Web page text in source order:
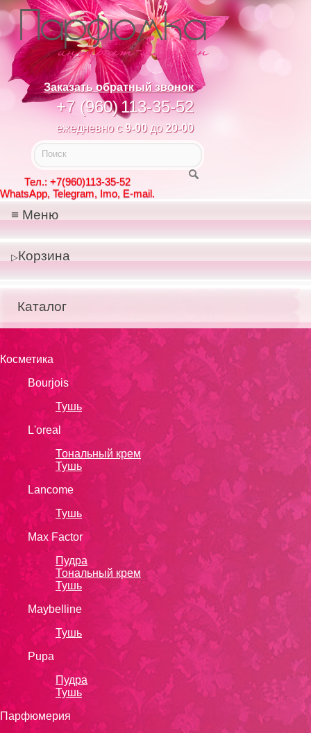
Заказать обратный звонок
+7 (960)113-35-52
ежедневно с 9-00до 20-00
Тел.: +7(960)113-35-52
WhatsApp, Telegram, Imo, E-mail.
Меню
Корзина
Каталог
Косметика
Bourjois
Тушь
L'oreal
Тональный крем
Тушь
Lanсоmе
Тушь
Max Factor
Пудра
Тональный крем
Тушь
Maybelline
Тушь
Pupa
Пудра
Тушь
Парфюмерия